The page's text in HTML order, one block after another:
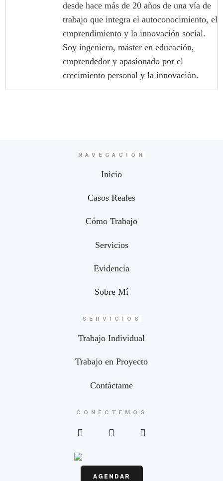
desde hace más de 20 años de una vía de
trabajo que integra el autoconocimiento, el
emprendimiento y la innovación social.
Soy ingeniero, máster en educación,
emprendedor y apasionado por el
crecimiento personal y la innovación.
NAVEGACIÓN
Inicio
Casos Reales
Cómo Trabajo
Servicios
Evidencia
Sobre Mí
SERVICIOS
Trabajo Individual
Trabajo en Proyecto
Contáctame
CONECTEMOS
AGENDAR